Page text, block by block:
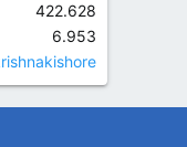
422.628
6.953